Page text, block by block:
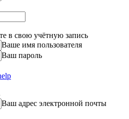
в свою учётную запись
Ваше имя пользователя
Ваш пароль
Ваш адрес электронной почты